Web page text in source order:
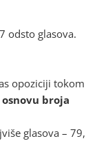
odsto glasova.
opoziciji tokom
broja
glasova – 79,